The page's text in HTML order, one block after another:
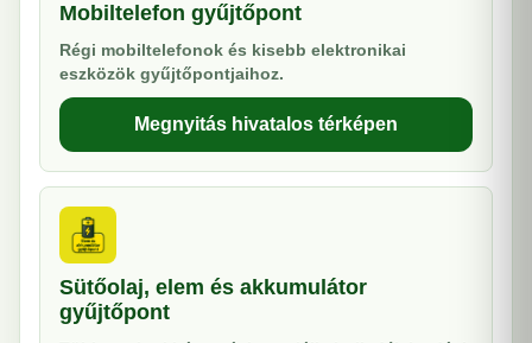
Mobiltelefon gyűjtőpont
Régi mobiltelefonok és kisebb elektronikai
eszközök gyűjtőpontjaihoz.
Megnyitás hivatalos térképen
Sütőolaj, elem és akkumulátor
gyűjtőpont